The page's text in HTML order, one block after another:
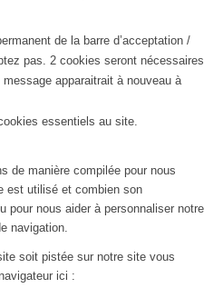
de la barre d’acceptation /
pas. 2 cookies seront nécessaires
apparaitrait à nouveau à
essentiels au site.
de manière compilée pour nous
est utilisé et combien son
pour nous aider à personnaliser notre
navigation.
soit pistée sur notre site vous
ici :